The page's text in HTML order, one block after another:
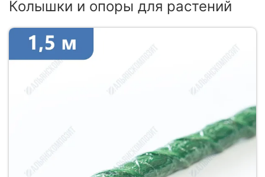
Колышки и опоры для растений